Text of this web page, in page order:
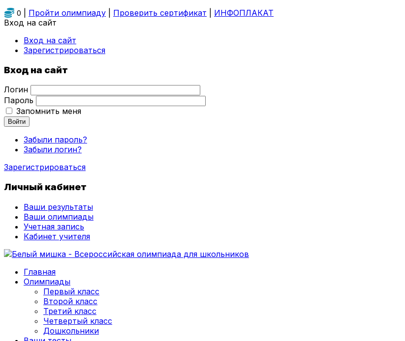
0 Пройти олимпиаду Проверить сертификат
ИНФОПЛАКАТ
Вход на сайт
Вход на сайт
Зарегистрироваться
Вход на сайт
Логин
Пароль
Запомнить меня
Войти
Забыли пароль?
Забыли логин?
Зарегистрироваться
Личный кабинет
Ваши результаты
Ваши олимпиады
Учетная запись
Кабинет учителя
Главная
Олимпиады
Первый класс
Второй класс
Третий класс
Четвертый класс
Дошкольники